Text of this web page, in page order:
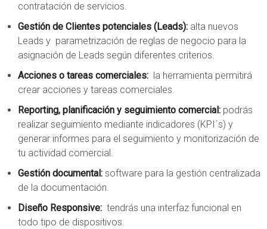
contratación de servicios.
Gestión de Clientes potenciales (Leads): alta nuevos
Leads y parametrización de reglas de negocio para la
asignación de Leads según diferentes criterios.
Acciones o tareas comerciales:
la herramienta permitirá
crear acciones y tareas comerciales.
Reporting, planificación y seguimiento comercial: podrás
realizar seguimiento mediante indicadores (KPI´s) y
generar informes para el seguimiento y monitorización de
tu actividad comercial.
Gestión documental: software para la gestión centralizada
de la documentación.
Diseño Responsive: tendrás una interfaz funcional en
todo tipo de dispositivos.